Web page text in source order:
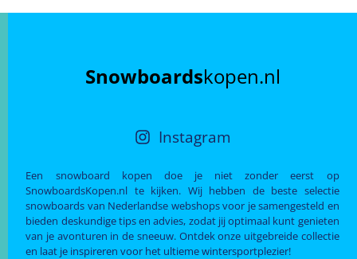
Snowboardskopen.nl
Instagram
Een snowboard kopen doe je niet zonder eerst op
SnowboardsKopen.nl te kijken. Wij hebben de beste selectie
snowboards van Nederlandse webshops voor je samengesteld en
bieden deskundige tips en advies, zodat jij optimaal kunt genieten
van je avonturen in de sneeuw. Ontdek onze uitgebreide collectie
en laat je inspireren voor het ultieme wintersportplezier!